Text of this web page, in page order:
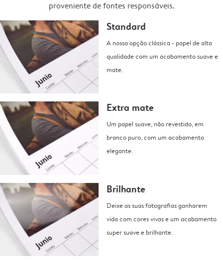
proveniente de fontes responsáveis.
Standard
A nossa opção clássica - papel de alta
qualidade com um acabamento suave e
mate.
Extra mate
Um papel suave, não revestido, em
branco puro, com um acabamento
elegante.
Brilhante
Deixe as suas fotografias ganharem
vida com cores vivas e um acabamento
super suave e brilhante.